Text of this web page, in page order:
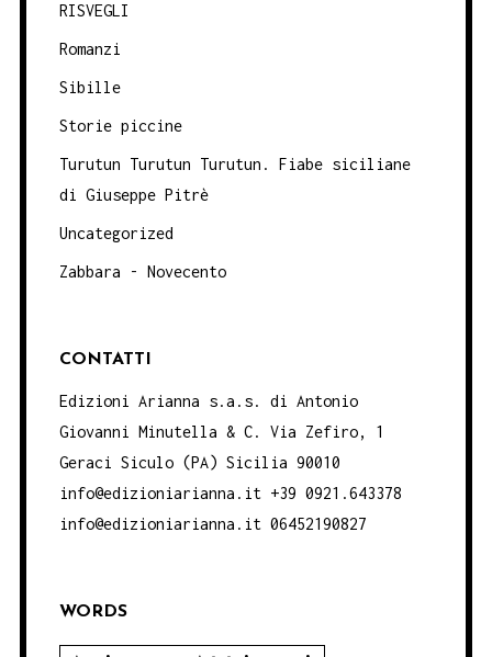
RISVEGLI
Romanzi
Sibille
Storie piccine
Turutun Turutun Turutun. Fiabe siciliane
di Giuseppe Pitrè
Uncategorized
Zabbara - Novecento
CONTATTI
Edizioni Arianna s.a.s. di Antonio
Giovanni Minutella & C. Via Zefiro, 1
Geraci Siculo (PA) Sicilia 90010
info@edizioniarianna.it +39 0921.643378
info@edizioniarianna.it 06452190827
WORDS